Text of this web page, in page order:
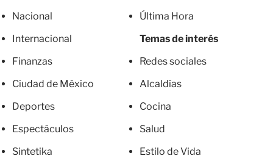
Nacional
Internacional
Finanzas
Ciudad de México
Deportes
Espectáculos
Sintetika
Última Hora
Temas de interés
Redes sociales
Alcaldías
Cocina
Salud
Estilo de Vida